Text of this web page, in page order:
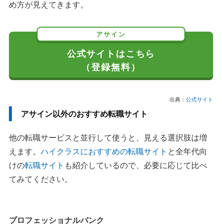
め方が見えてきます。
アサイン
公式サイトはこちら
（登録無料）
出典： 公式サイト
アサイン以外のおすすめ転職サイト
他の転職サービスと並行して使うと、見える選択肢は増
えます。 ハイクラスにおすすめの転職サイト と全年代向
けの転職サイト も紹介しているので、必要に応じて比べ
てみてください。
プロフェッショナルバンク